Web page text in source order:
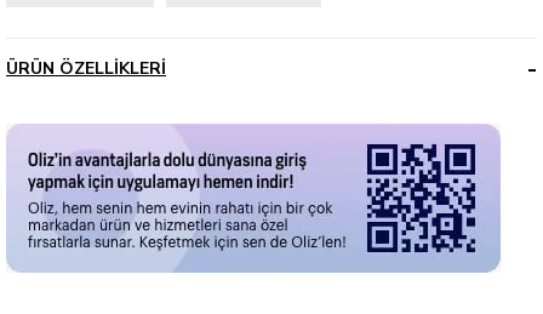
ÜRÜN ÖZELLIKLERI